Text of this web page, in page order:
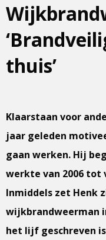
thuis’
Klaarstaan voor
jaar geleden
gaan werken. Hij
werkte van 2006 tot
Inmiddels zet Henk
wijkbrandweerman
het lijf geschreven